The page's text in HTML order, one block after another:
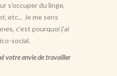
s'occuper du linge,
etc... Je me sens
c'est pourquoi j'ai
social.
votre envie de travailler